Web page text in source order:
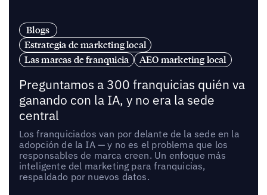
Blogs
Estrategia de marketing local
Las marcas de franquicia
AEO marketing local
Preguntamos a 300 franquicias quién va
ganando con la IA, y no era la sede
central
Los franquiciados van por delante de la sede en la
adopción de la IA — y no es el problema que los
responsables de marca creen. Un enfoque más
inteligente del marketing para franquicias,
respaldado por nuevos datos.